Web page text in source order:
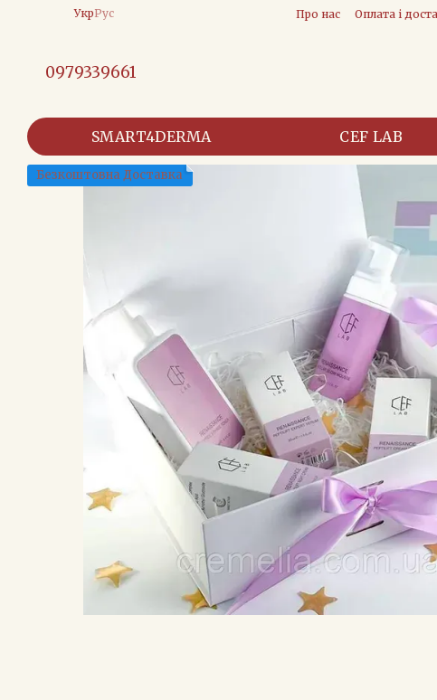
Перейти до основного контенту
УкрРус Про нас Оплата і
0979339661
SMART4DERMA CEF LAB
Безкоштовна Доставка